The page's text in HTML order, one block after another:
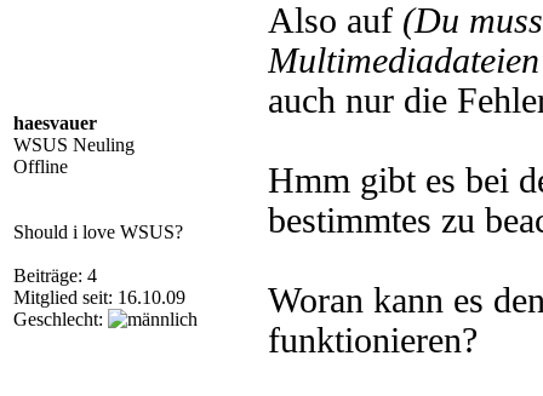
haesvauer
WSUS Neuling
Offline
Should i love WSUS?
Beiträge: 4
Mitglied seit: 16.10.09
Geschlecht:
Also auf (Du
auch nur die
Hmm gibt es bei
bestimmtes zu
Woran kann es
funktionieren?